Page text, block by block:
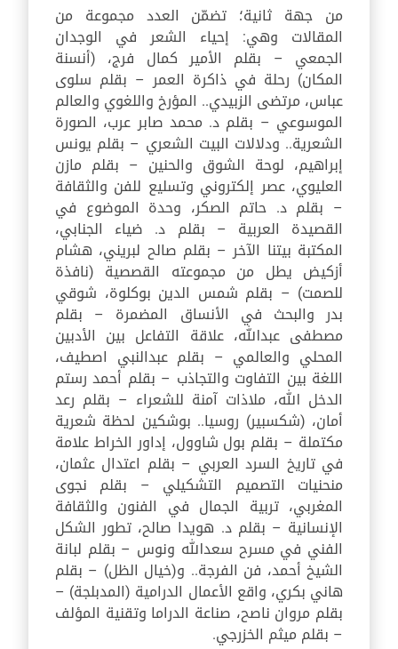
من جهة ثانية؛ تضمّن العدد مجموعة من
المقالات وهي: إحياء الشعر في الوجدان
الجمعي – بقلم الأمير كمال فرج، (أنسنة
المكان) رحلة في ذاكرة العمر – بقلم سلوى
عباس، مرتضى الزبيدي.. المؤرخ واللغوي والعالم
الموسوعي – بقلم د. محمد صابر عرب، الصورة
الشعرية.. ودلالات البيت الشعري – بقلم يونس
إبراهيم، لوحة الشوق والحنين – بقلم مازن
العليوي، عصر إلكتروني وتسليع للفن والثقافة
– بقلم د. حاتم الصكر، وحدة الموضوع في
القصيدة العربية – بقلم د. ضياء الجنابي،
المكتبة بيتنا الآخر – بقلم صالح لبريني، هشام
أزكيض يطل من مجموعته القصصية (نافذة
للصمت) – بقلم شمس الدين بوكلوة، شوقي
بدر والبحث في الأنساق المضمرة – بقلم
مصطفى عبدالله، علاقة التفاعل بين الأدبين
المحلي والعالمي – بقلم عبدالنبي اصطيف،
اللغة بين التفاوت والتجاذب – بقلم أحمد رستم
الدخل الله، ملاذات آمنة للشعراء – بقلم رعد
أمان، (شكسبير) روسيا.. بوشكين لحظة شعرية
مكتملة – بقلم بول شاوول، إداور الخراط علامة
في تاريخ السرد العربي – بقلم اعتدال عثمان،
منحنيات التصميم التشكيلي – بقلم نجوى
المغربي، تربية الجمال في الفنون والثقافة
الإنسانية – بقلم د. هويدا صالح، تطور الشكل
الفني في مسرح سعدالله ونوس – بقلم لبانة
الشيخ أحمد، فن الفرجة.. و(خيال الظل) – بقلم
هاني بكري، واقع الأعمال الدرامية (المدبلجة) –
بقلم مروان ناصح، صناعة الدراما وتقنية المؤلف
– بقلم ميثم الخزرجي.